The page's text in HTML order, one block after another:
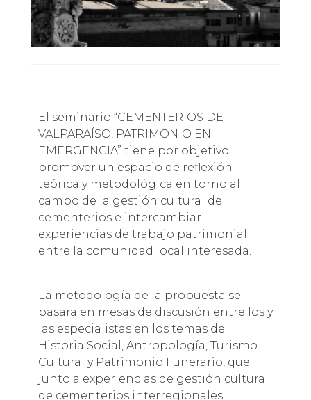
El seminario “CEMENTERIOS DE
VALPARAÍSO, PATRIMONIO EN
EMERGENCIA” tiene por objetivo
promover un espacio de reflexión
teórica y metodológica en torno al
campo de la gestión cultural de
cementerios e intercambiar
experiencias de trabajo patrimonial
entre la comunidad local interesada.
La metodología de la propuesta se
basara en mesas de discusión entre los y
las especialistas en los temas de
Historia Social, Antropología, Turismo
Cultural y Patrimonio Funerario, que
junto a experiencias de gestión cultural
de cementerios interregionales